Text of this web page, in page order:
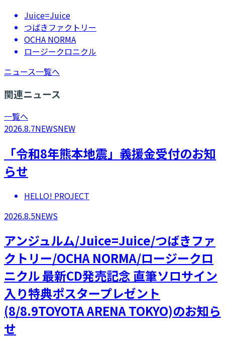
Juice=Juice
つばきファクトリー
OCHA NORMA
ロージークロニクル
ニュース一覧へ
関連ニュース
一覧へ
2026.8.7NEWSNEW
「令和8年熊本地震」義援金受付のお知
らせ
HELLO! PROJECT
2026.8.5NEWS
アンジュルム/Juice=Juice/つばきファ
クトリー/OCHA NORMA/ロージークロ
ニクル 最新CD発売記念 直筆ソロサイン
入り特典ポスタープレゼント
(8/8.9TOYOTA ARENA TOKYO)のお知ら
せ